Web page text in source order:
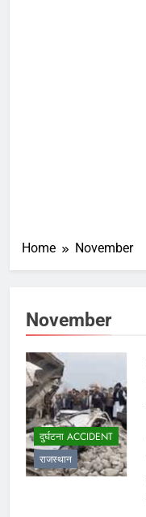
Home November
November
दुर्घटना ACCIDENT
राजस्थान